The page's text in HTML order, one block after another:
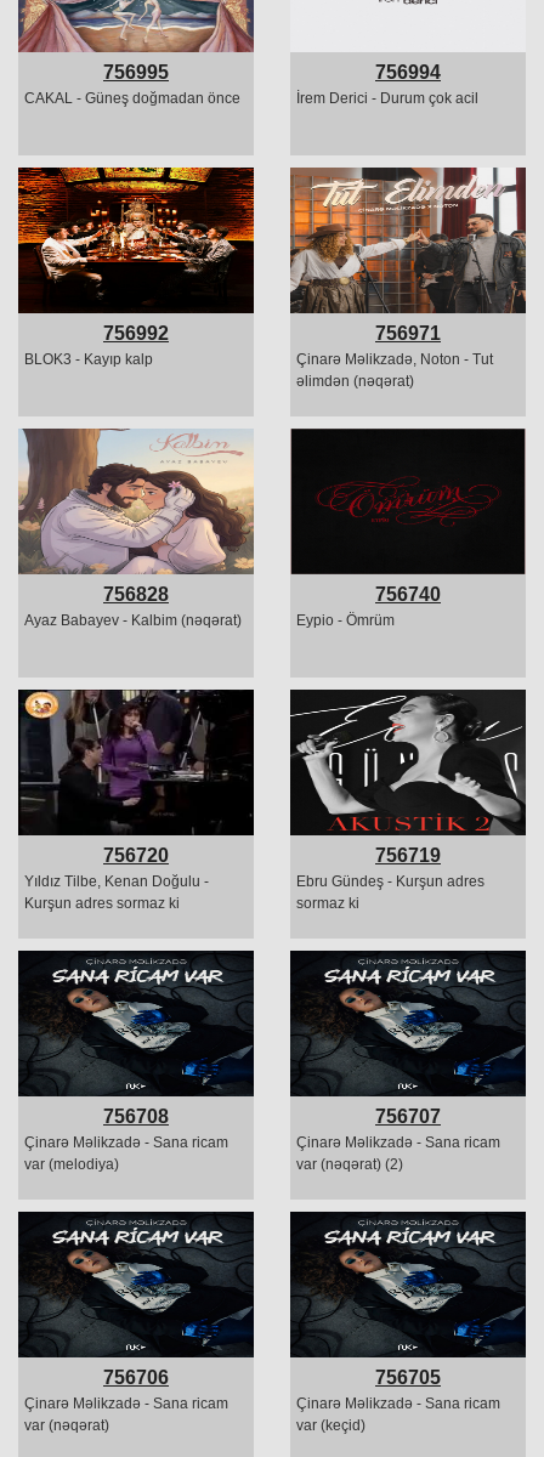
756995
CAKAL - Güneş doğmadan önce
756994
İrem Derici - Durum çok acil
756992
BLOK3 - Kayıp kalp
756971
Çinarə Məlikzadə, Noton - Tut
əlimdən (nəqərat)
756828
Ayaz Babayev - Kalbim (nəqərat)
756740
Eypio - Ömrüm
756720
Yıldız Tilbe, Kenan Doğulu -
Kurşun adres sormaz ki
756719
Ebru Gündeş - Kurşun adres
sormaz ki
756708
Çinarə Məlikzadə - Sana ricam
var (melodiya)
756707
Çinarə Məlikzadə - Sana ricam
var (nəqərat) (2)
756706
Çinarə Məlikzadə - Sana ricam
var (nəqərat)
756705
Çinarə Məlikzadə - Sana ricam
var (keçid)